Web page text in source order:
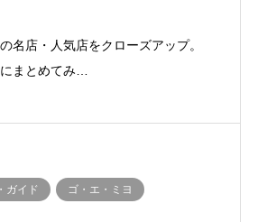
名店・人気店をクローズアップ。
まとめてみ…
ガイド ゴ・エ・ミヨ